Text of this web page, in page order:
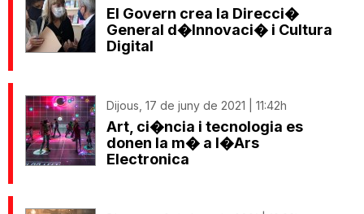
El Govern crea la Direcci�
General d�Innovaci� i Cultura
Digital
Dijous, 17 de juny de 2021 | 11:42h
Art, ci�ncia i tecnologia es
donen la m� a l�Ars
Electronica